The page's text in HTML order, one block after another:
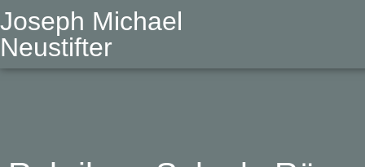
Joseph Michael
Neustifter